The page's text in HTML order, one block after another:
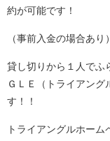
約が可能です！
（事前入金の場合あり）
貸し切りから１人でふ
ＧＬＥ（トライアング
す！！
トライアングルホーム